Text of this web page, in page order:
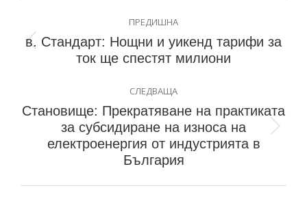
ПРЕДИШНА
в. Стандарт: Нощни и уикенд тарифи за
ток ще спестят милиони
СЛЕДВАЩА
Становище: Прекратяване на практиката
за субсидиране на износа на
електроенергия от индустрията в
България